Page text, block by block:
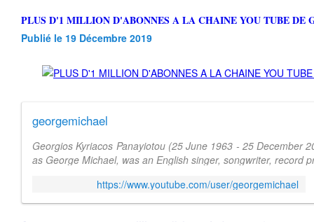
PLUS D'1 MILLION D'ABONNES A LA CHAINE YOU TUBE DE
Publié le 19 Décembre 2019
georgemichael
Georgios Kyriacos Panayiotou (25 June 1963 - 25 December
as George Michael, was an English singer, songwriter, record
https://www.youtube.com/user/georgemichael